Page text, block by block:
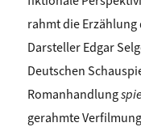
rahmt die Erzählung
Darsteller Edgar
Deutschen
Romanhandlung
gerahmte